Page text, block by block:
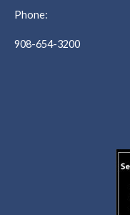
Phone:
908-654-3200